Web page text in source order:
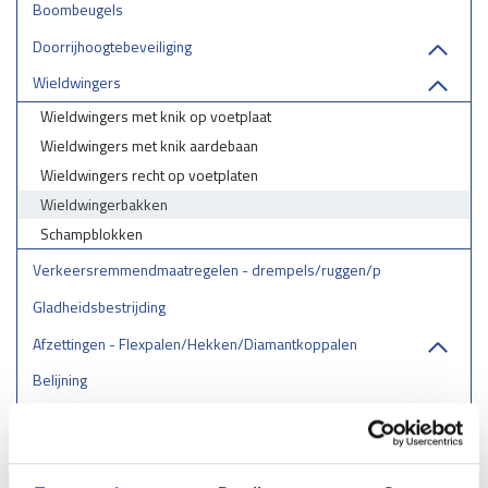
Boombeugels
Doorrijhoogtebeveiliging
Wieldwingers
Wieldwingers met knik op voetplaat
Wieldwingers met knik aardebaan
Wieldwingers recht op voetplaten
Wieldwingerbakken
Schampblokken
Verkeersremmendmaatregelen - drempels/ruggen/parkeerstops
Gladheidsbestrijding
Afzettingen - Flexpalen/Hekken/Diamantkoppalen
Belijning